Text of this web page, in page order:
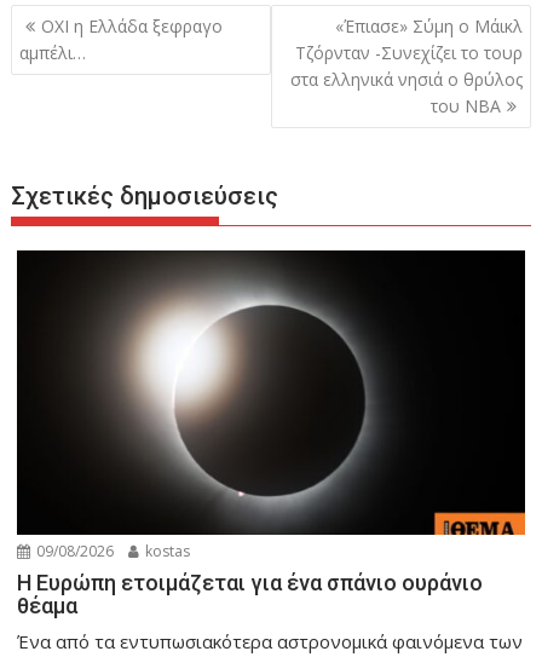
Πλοήγηση
άρθρων
ΟΧΙ η Ελλάδα ξεφραγο
αμπέλι…
«Έπιασε» Σύμη ο Μάικλ
Τζόρνταν -Συνεχίζει το τουρ
στα ελληνικά νησιά ο θρύλος
του ΝΒΑ
Σχετικές δημοσιεύσεις
09/08/2026 kostas
Η Ευρώπη ετοιμάζεται για ένα σπάνιο ουράνιο
θέαμα
Ένα από τα εντυπωσιακότερα αστρονομικά φαινόμενα των